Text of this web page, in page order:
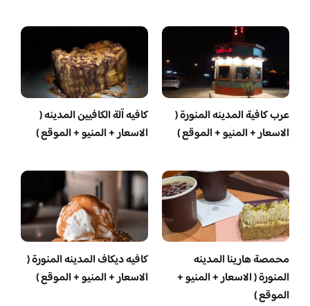
عرب كافية المدينه المنورة (
الاسعار + المنيو + الموقع )
كافيه آلة الكافيين المدينه (
الاسعار + المنيو + الموقع )
محمصة هارينا المدينه
المنورة ( الاسعار + المنيو +
الموقع )
كافيه ديكاف المدينه المنورة (
الاسعار + المنيو + الموقع )